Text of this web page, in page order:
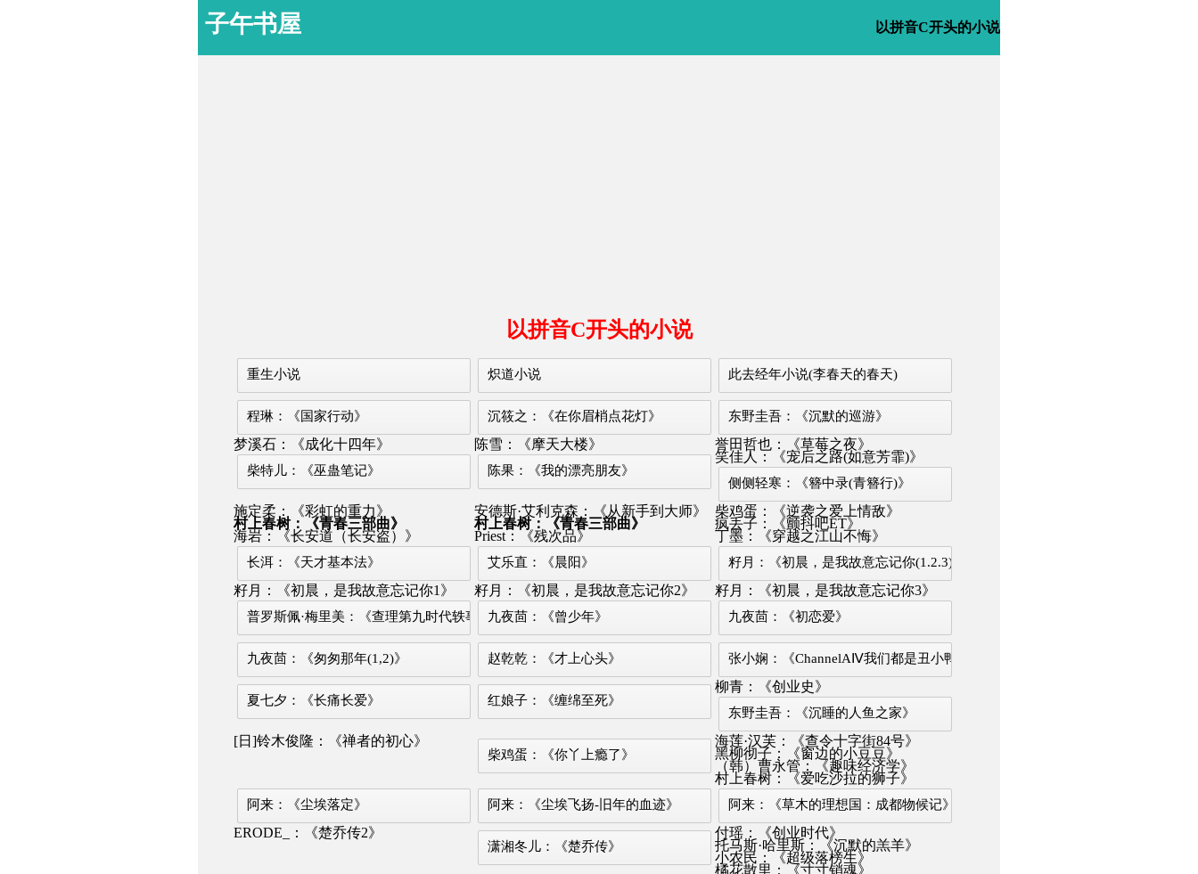
子午书屋 以拼音C开头的小说
以拼音C开头的小说
重生小说 炽道小说 此去经年小说(李春天的春天)
程琳：《国家行动》 沉筱之：《在你眉梢点花灯》 东野圭吾：《沉默的巡游》
梦溪石：《成化十四年》 陈雪：《摩天大楼》 誉田哲也：《草莓之夜》
柴特儿：《巫蛊笔记》 陈果：《我的漂亮朋友》
笑佳人：《宠后之路(如意芳霏)》
侧侧轻寒：《簪中录(青簪行)》
施定柔：《彩虹的重力》 安德斯·艾利克森：《从新手到大师》
柴鸡蛋：《逆袭之爱上情敌》
村上春树：《青春三部曲》
村上春树：《青春三部曲》
疯丢子：《颤抖吧ET》
海岩：《长安道（长安盗）》
Priest：《残次品》 丁墨：《穿越之江山不悔》
长洱：《天才基本法》 艾乐直：《晨阳》 籽月：《初晨，是我故意忘记你(1.2.3)》
籽月：《初晨，是我故意忘记你1》 籽月：《初晨，是我故意忘记你2》 籽月：《初晨，是我故意忘记你3》
普罗斯佩·梅里美：《查理第九时代轶事》九夜茴：《曾少年》 九夜茴：《初恋爱》
九夜茴：《匆匆那年(1,2)》 赵乾乾：《才上心头》 张小娴：《ChannelAⅣ我们都是丑小鸭》
夏七夕：《长痛长爱》 红娘子：《缠绵至死》
柳青：《创业史》
东野圭吾：《沉睡的人鱼之家》
[日]铃木俊隆：《禅者的初心》
柴鸡蛋：《你丫上瘾了》
海莲·汉芙：《查令十字街84号》
黑柳彻子：《窗边的小豆豆》
（韩）曹永管：《趣味经济学》
村上春树：《爱吃沙拉的狮子》
阿来：《尘埃落定》 阿来：《尘埃飞扬-旧年的血迹》 阿来：《草木的理想国：成都物候记》
ERODE_：《楚乔传2》
潇湘冬儿：《楚乔传》
付瑶：《创业时代》
托马斯·哈里斯：《沉默的羔羊》
小农民：《超级落榜生》
橘花散里：《寸寸销魂》